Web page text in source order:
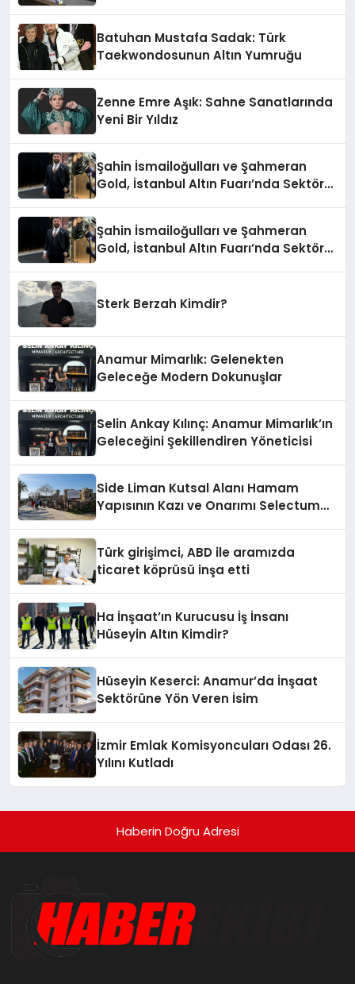
Batuhan Mustafa Sadak: Türk
Taekwondosunun Altın Yumruğu
Zenne Emre Aşık: Sahne Sanatlarında
Yeni Bir Yıldız
Şahin İsmailoğulları ve Şahmeran
Gold, İstanbul Altın Fuarı’nda Sektöre
Şahin İsmailoğulları ve Şahmeran
Gold, İstanbul Altın Fuarı’nda Sektöre
Sterk Berzah Kimdir?
Anamur Mimarlık: Gelenekten
Geleceğe Modern Dokunuşlar
Selin Ankay Kılınç: Anamur Mimarlık’ın
Geleceğini Şekillendiren Yöneticisi
Side Liman Kutsal Alanı Hamam
Yapısının Kazı ve Onarımı Selectum
Türk girişimci, ABD ile aramızda
ticaret köprüsü inşa etti
Ha İnşaat’ın Kurucusu İş İnsanı
Hüseyin Altın Kimdir?
Hüseyin Keserci: Anamur’da İnşaat
Sektörüne Yön Veren İsim
İzmir Emlak Komisyoncuları Odası 26.
Yılını Kutladı
Haberin Doğru Adresi